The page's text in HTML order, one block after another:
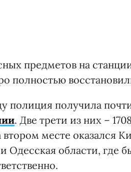
предметов на
полностью
полиция получила
. Две трети из них –
месте оказался
Одесская области, где